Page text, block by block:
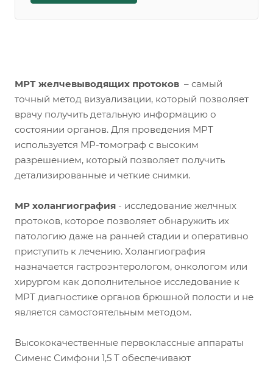
МРТ желчевыводящих протоков – самый
точный метод визуализации, который позволяет
врачу получить детальную информацию о
состоянии органов. Для проведения МРТ
используется МР-томограф с высоким
разрешением, который позволяет получить
детализированные и четкие снимки.
МР холангиография - исследование желчных
протоков, которое позволяет обнаружить их
патологию даже на ранней стадии и оперативно
приступить к лечению. Холангиография
назначается гастроэнтерологом, онкологом или
хирургом как дополнительное исследование к
МРТ диагностике органов брюшной полости и не
является самостоятельным методом.
Высококачественные первоклассные аппараты
Сименс Симфони 1,5 Т обеспечивают